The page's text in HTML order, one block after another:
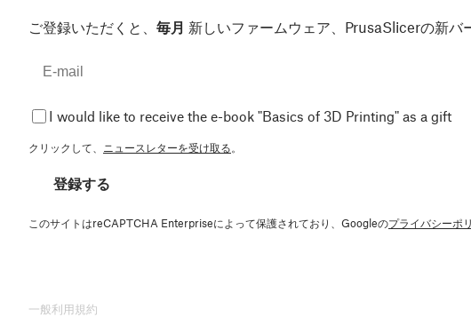
ご登録いただくと、 毎月 新しいファームウェア、PrusaSlicerの新バ
I would like to receive the e-book "Basics of 3D Printing" as a gift
クリックして、 ニュースレターを受け取る。
登録する
このサイトはreCAPTCHA Enterpriseによって保護されており、Googleのプライバシーポ
一般利用規約